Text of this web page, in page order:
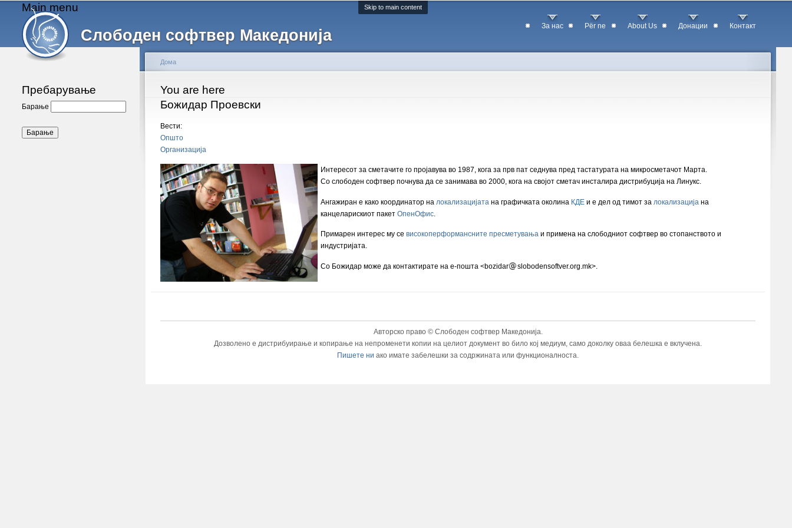
Skip to main content
Слободен софтвер Македонија
Main menu
За нас Për ne About Us Донации Контакт
Пребарување
Барање
You are here
Дома
Божидар Проевски
Вести:
Општо
Организација
Интересот за сметачите го пројавува во 1987, кога за прв пат седнува пред тастатурата на микросметачот Марта.
Со слободен софтвер почнува да се занимава во 2000, кога на својот сметач инсталира дистрибуција на Линукс.
Ангажиран е како координатор на локализацијата на графичката околина КДЕ и е дел од тимот за локализација на
канцеларискиот пакет ОпенОфис.
Примарен интерес му се високоперформансните пресметувања и примена на слободниот софтвер во стопанството и
индустријата.
Со Божидар може да контактирате на е-пошта <bozidar slobodensoftver.org.mk>.
Авторско право © Слободен софтвер Македонија.
Дозволено е дистрибуирање и копирање на непроменети копии на целиот документ во било кој медиум, само доколку оваа белешка е вклучена.
Пишете ни ако имате забелешки за содржината или функционалноста.